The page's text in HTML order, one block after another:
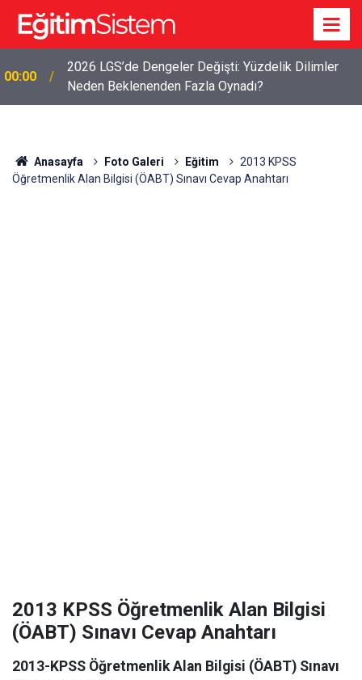
00:00
2026 LGS’de Dengeler Değişti: Yüzdelik Dilimler
Neden Beklenenden Fazla Oynadı?
Anasayfa Foto Galeri Eğitim
2013 KPSS
Öğretmenlik Alan Bilgisi (ÖABT) Sınavı Cevap Anahtarı
2013 KPSS Öğretmenlik Alan Bilgisi
(ÖABT) Sınavı Cevap Anahtarı
2013-KPSS Öğretmenlik Alan Bilgisi (ÖABT) Sınavı